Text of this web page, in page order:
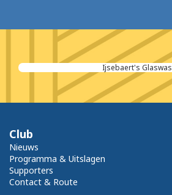
Ijsebaert's Glaswas
Club
Nieuws
Programma & Uitslagen
Supporters
Contact & Route